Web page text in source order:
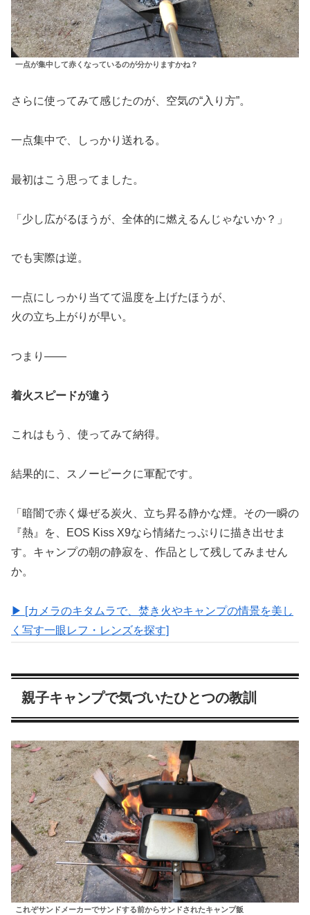
一点が集中して赤くなっているのが分かりますかね？
さらに使ってみて感じたのが、空気の“入り方”。
一点集中で、しっかり送れる。
最初はこう思ってました。
「少し広がるほうが、全体的に燃えるんじゃないか？」
でも実際は逆。
一点にしっかり当てて温度を上げたほうが、
火の立ち上がりが早い。
つまり——
着火スピードが違う
これはもう、使ってみて納得。
結果的に、スノーピークに軍配です。
「暗闇で赤く爆ぜる炭火、立ち昇る静かな煙。その一瞬の
『熱』を、EOS Kiss X9なら情緒たっぷりに描き出せま
す。キャンプの朝の静寂を、作品として残してみません
か。
▶︎ [カメラのキタムラで、焚き火やキャンプの情景を美し
く写す一眼レフ・レンズを探す]
親子キャンプで気づいたひとつの教訓
これぞサンドメーカーでサンドする前からサンドされたキャンプ飯